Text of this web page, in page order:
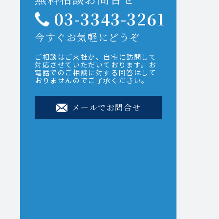
03-3343-3261
今すぐお気軽にどうぞ
ご相談はご来社か、自宅に訪問して
対応させていただいております。お
電話でのご相談に対する回答はして
おりませんのでご了承ください。
メールでお問合せ